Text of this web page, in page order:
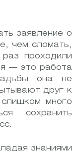
заявление о
чем сломать,
проходили
— это работа
она не
друг к
много
сохранить
знаниями